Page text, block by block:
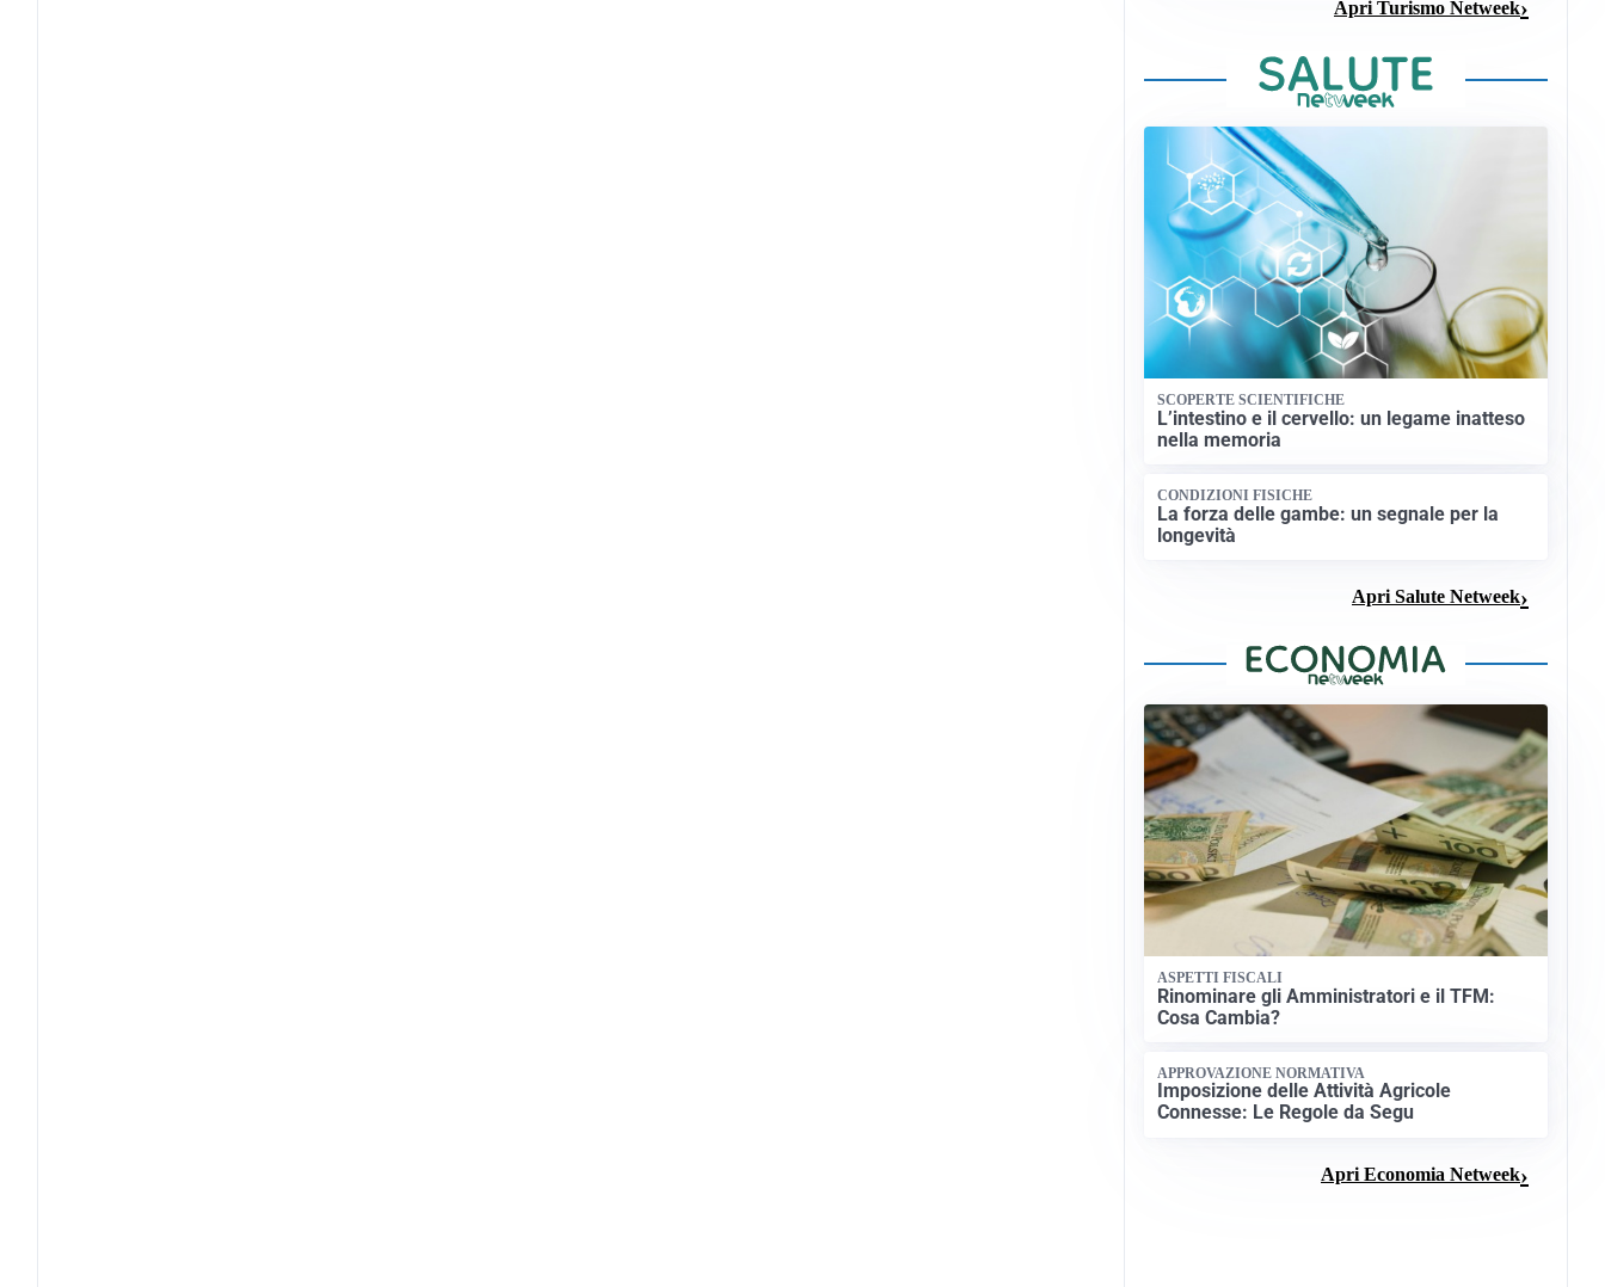
Apri Turismo Netweek
SCOPERTE SCIENTIFICHE
L’intestino e il cervello: un legame inatteso
nella memoria
CONDIZIONI FISICHE
La forza delle gambe: un segnale per la
longevità
Apri Salute Netweek
ASPETTI FISCALI
Rinominare gli Amministratori e il TFM:
Cosa Cambia?
APPROVAZIONE NORMATIVA
Imposizione delle Attività Agricole
Connesse: Le Regole da Segu
Apri Economia Netweek